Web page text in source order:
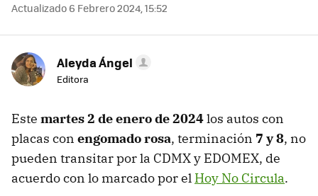
Actualizado 6 Febrero 2024, 15:52
Aleyda Ángel
Editora
Este martes 2 de enero de 2024los autos con
placas con engomado rosa, terminación 7 y 8, no
pueden transitar por la CDMX y EDOMEX, de
acuerdo con lo marcado por el Hoy No Circula.